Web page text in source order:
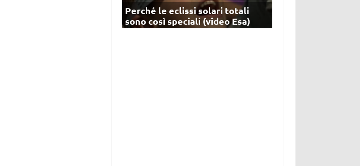
Perché le eclissi solari totali
sono così speciali (video Esa)